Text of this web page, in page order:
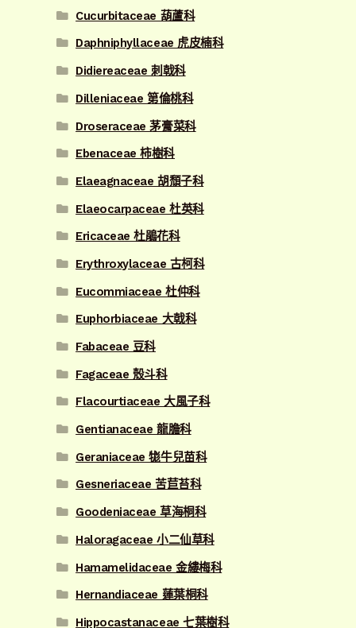
Cucurbitaceae 葫蘆科
Daphniphyllaceae 虎皮楠科
Didiereaceae 刺戟科
Dilleniaceae 第倫桃科
Droseraceae 茅膏菜科
Ebenaceae 柿樹科
Elaeagnaceae 胡頹子科
Elaeocarpaceae 杜英科
Ericaceae 杜鵑花科
Erythroxylaceae 古柯科
Eucommiaceae 杜仲科
Euphorbiaceae 大戟科
Fabaceae 豆科
Fagaceae 殼斗科
Flacourtiaceae 大風子科
Gentianaceae 龍膽科
Geraniaceae 牻牛兒苗科
Gesneriaceae 苦苣苔科
Goodeniaceae 草海桐科
Haloragaceae 小二仙草科
Hamamelidaceae 金縷梅科
Hernandiaceae 蓮葉桐科
Hippocastanaceae 七葉樹科